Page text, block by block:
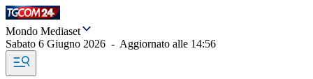
Mondo Mediaset
Sabato 6 Giugno 2026 - Aggiornato alle 14:56